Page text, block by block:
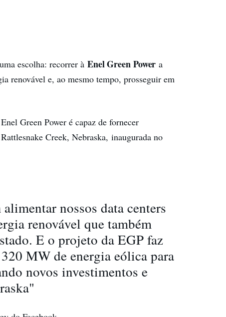
escolha: recorrer à Enel Green Power a
renovável e, ao mesmo tempo, prosseguir em
Green Power é capaz de fornecer
Creek, Nebraska, inaugurada no
nossos data centers
renovável que também
E o projeto da EGP faz
MW de energia eólica para
novos investimentos e